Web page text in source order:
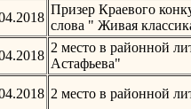
Призер Краевого
слова " Живая
2 место в районной
Астафьева"
2 место в районной